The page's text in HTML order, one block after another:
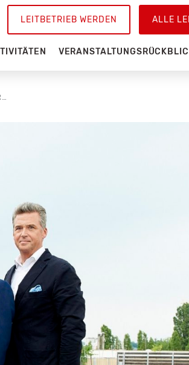
LEITBETRIEB WERDEN ALLE